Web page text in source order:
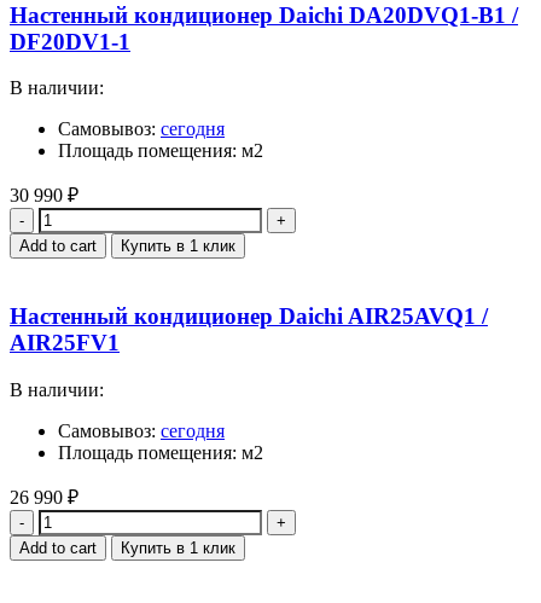
Настенный кондиционер Daichi DA20DVQ1-B1 /
DF20DV1-1
В наличии:
Самовывоз: сегодня
Площадь помещения: м2
30 990 ₽
Quantity
Add to cart Купить в 1 клик
Настенный кондиционер Daichi AIR25AVQ1 /
AIR25FV1
В наличии:
Самовывоз: сегодня
Площадь помещения: м2
26 990 ₽
Quantity
Add to cart Купить в 1 клик